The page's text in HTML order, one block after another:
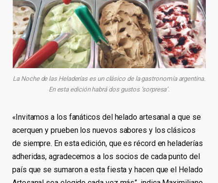
La Noche de las Heladerías es un clásico de la gastronomía argentina.
En esta edición habrá dos gustos ‘sorpresa’.
«Invitamos a los fanáticos del helado artesanal a que se
acerquen y prueben los nuevos sabores y los clásicos
de siempre. En esta edición, que es récord en heladerías
adheridas, agradecemos a los socios de cada punto del
país que se sumaron a esta fiesta y hacen que el Helado